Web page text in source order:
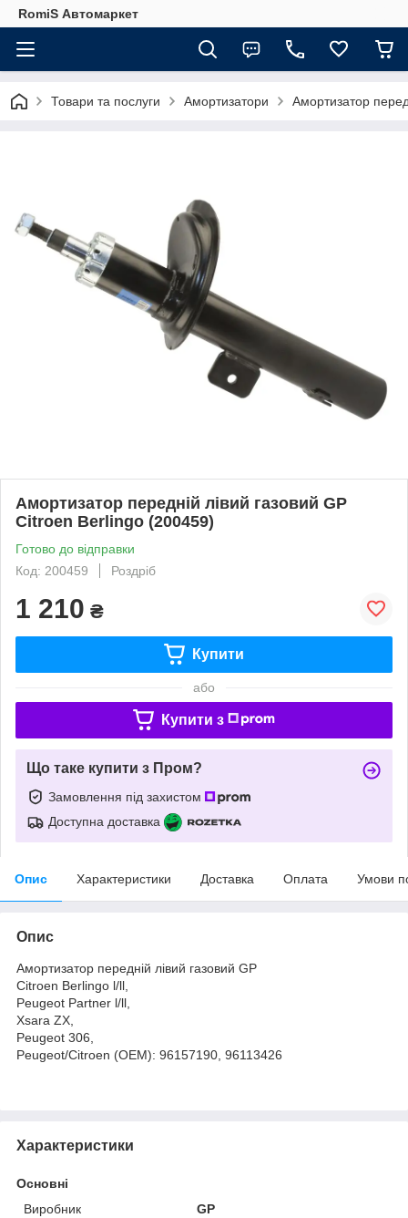
RomiS Автомаркет
Товари та послуги Амортизатори Амортизатор
Амортизатор передній лівий газовий GP
Citroen Berlingo (200459)
Готово до відправки
Код: 200459
Роздріб
1 210 ₴
Купити
або
Купити з
Що таке купити з Пром?
Замовлення під захистом
Доступна доставка
Опис Характеристики Доставка Оплата Умови
Опис
Амортизатор передній лівий газовий GP
Citroen Berlingo l/ll,
Peugeot Partner l/ll,
Xsara ZX,
Peugeot 306,
Peugeot/Citroen (OEM): 96157190, 96113426
Характеристики
Основні
Виробник
GP